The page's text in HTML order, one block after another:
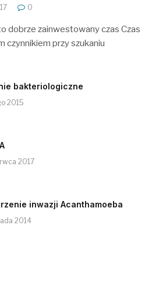
0
dobrze zainwestowany czas Czas
czynnikiem przy szukaniu
bakteriologiczne
2015
2017
inwazji Acanthamoeba
2014